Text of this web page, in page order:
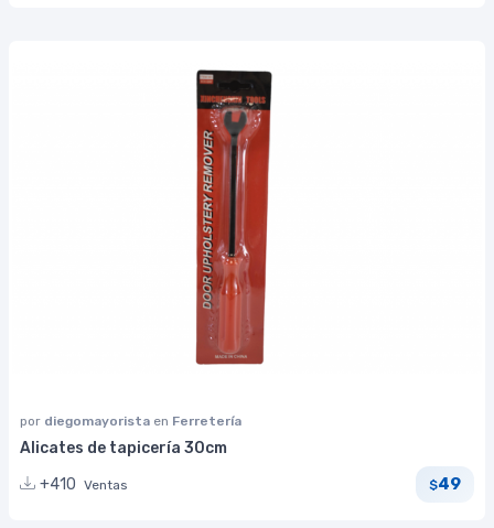
por diegomayorista en Ferretería
Alicates de tapicería 30cm
+410 Ventas $49